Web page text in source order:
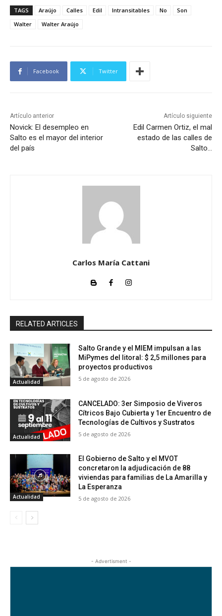
TAGS Araújo Calles Edil Intransitables No
Son
Walter
Walter Araújo
Facebook Twitter
Artículo anterior
Novick: El desempleo en
Salto es el mayor del interior
del país
Artículo siguiente
Edil Carmen Ortiz, el mal
estado de las calles de
Salto…
Carlos María Cattani
RELATED ARTICLES
Actualidad
Salto Grande y el MIEM impulsan a las
MiPymes del litoral: $ 2,5 millones para
proyectos productivos
5 de agosto de 2026
Actualidad
CANCELADO: 3er Simposio de Viveros
Cítricos Bajo Cubierta y 1er Encuentro de
Tecnologías de Cultivos y Sustratos
5 de agosto de 2026
Actualidad
El Gobierno de Salto y el MVOT
concretaron la adjudicación de 88
viviendas para familias de La Amarilla y
La Esperanza
5 de agosto de 2026
- Advertisment -